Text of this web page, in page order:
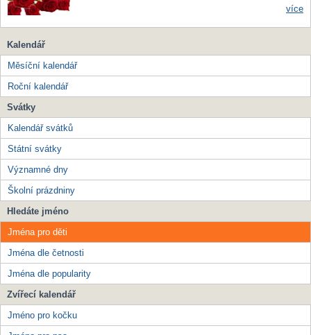
více
Kalendář
Měsíční kalendář
Roční kalendář
Svátky
Kalendář svátků
Státní svátky
Významné dny
Školní prázdniny
Hledáte jméno
Jména pro děti
Jména dle četnosti
Jména dle popularity
Zvířecí kalendář
Jméno pro kočku